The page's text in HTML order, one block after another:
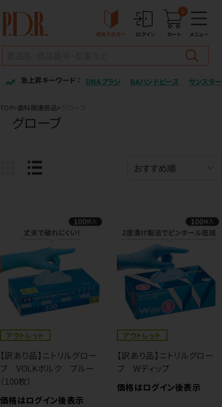
初めての方へ ログイン カート
0
メニュー
急上昇キーワード ： DNAブラシ BAハンドピース サンスター
TOP 歯科関連用品
グローブ
アウトレット
【訳あり品】ニトリルグロー
ブ VOLKボルク ブルー
（100枚）
価格はログイン後表示
アウトレット
【訳あり品】ニトリルグロー
ブ Wディップ
価格はログイン後表示